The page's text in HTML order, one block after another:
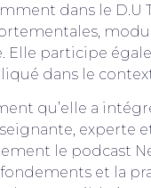
dans le D.U
Elle participe
dans le
qu’elle a
experte
le podcast
et la